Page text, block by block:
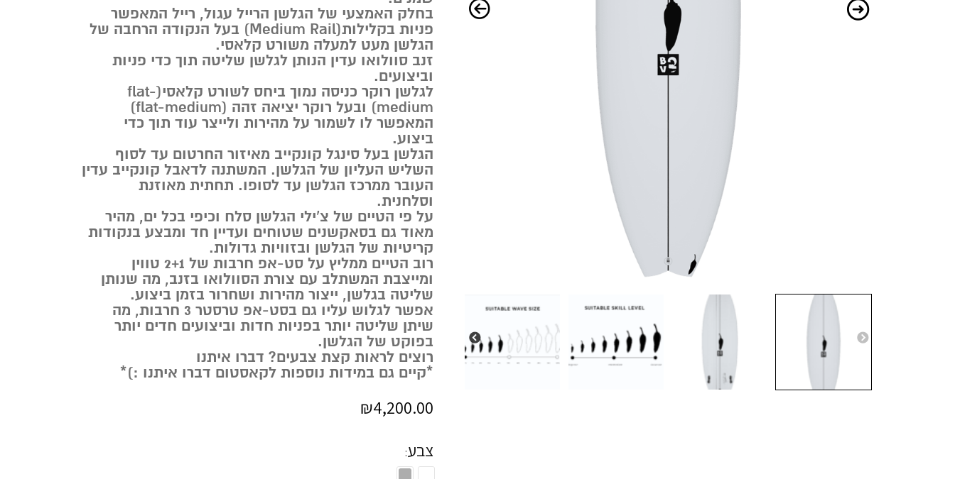
בחלק האמצעי של הגלשן הרייל עגול, רייל המאפשר
פניות בקלילות(Medium Rail) בעל הנקודה הרחבה של
הגלשן מעט למעלה משורט קלאסי.
זנב סוולואו עדין הנותן לגלשן שליטה תוך כדי פניות
וביצועים.
לגלשן רוקר כניסה נמוך ביחס לשורט קלאסי(flat-
medium) ובעל רוקר יציאה זהה (flat-medium)
המאפשר לו לשמור על מהירות ולייצר עוד תוך כדי
ביצוע.
הגלשן בעל סינגל קונקייב מאיזור החרטום עד לסוף
השליש העליון של הגלשן. המשתנה לדאבל קונקייב עדין
העובר ממרכז הגלשן עד לסופו. תחתית מאוזנת
וסלחנית.
על פי הטיים של צ’ילי הגלשן סלח וכיפי בכל ים, מהיר
מאוד גם בסאקשנים שטוחים ועדיין חד ומבצע בנקודות
קריטיות של הגלשן ובזוויות גדולות.
רוב הטיים ממליץ על סט-אפ חרבות של 2+1 טווין
ומייצבת המשתלב עם צורת הסוולואו בזנב, מה שנותן
שליטה בגלשן, ייצור מהירות ושחרור בזמן ביצוע.
אפשר לגלוש עליו גם בסט-אפ טרסטר 3 חרבות, מה
שיתן שליטה יותר בפניות חדות וביצועים חדים יותר
בפוקט של הגלשן.
רוצים לראות קצת צבעים? דברו איתנו
*קיים גם במידות נוספות לקאסטום דברו איתנו :)*
₪4,200.00
צבע